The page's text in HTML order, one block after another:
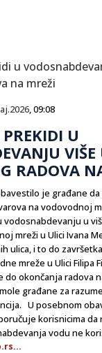
, 09:08
U
VIŠE
RADOVA
je građane da
na vodovodnoj
u
mreži u Ulici Ivana
ulica, i to do
mreže u Ulici Filipa
do okončanja radova
građane za
U posebnom
korisnicima da
vodu ne